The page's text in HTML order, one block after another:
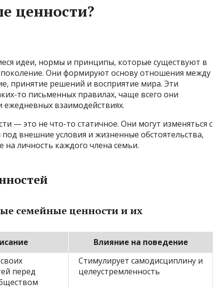
ценности?
идеи, нормы и принципы, которые существуют в
Они формируют основу отношения между
принятие решений и восприятие мира. Эти
то письменных правилах, чаще всего они
ежедневных взаимодействиях.
— это не что-то статичное. Они могут изменяться с
внешние условия и жизненные обстоятельства,
личность каждого члена семьи.
семейные ценности и их
Влияние на поведение
перед
Стимулирует самодисциплину и
целеустремленность